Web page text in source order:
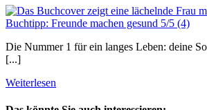
Buchtipp: Freunde machen gesund 5/5 (4)
Die Nummer 1 für ein langes Leben: deine
[...]
Weiterlesen